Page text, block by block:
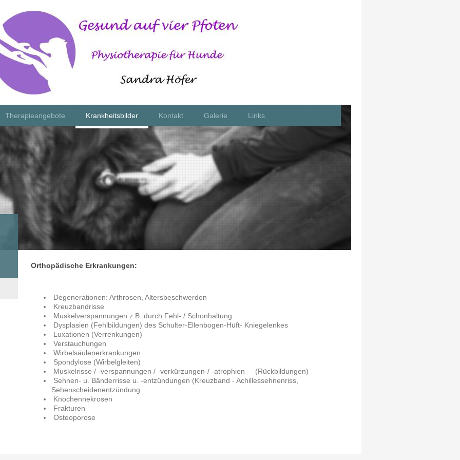
Therapieangebote Krankheitsbilder Kontakt Galerie Links
Orthopädische Erkrankungen:
Degenerationen: Arthrosen, Altersbeschwerden
Kreuzbandrisse
Muskelverspannungen z.B. durch Fehl- / Schonhaltung
Dysplasien (Fehlbildungen) des Schulter-Ellenbogen-Hüft- Kniegelenkes
Luxationen (Verrenkungen)
Verstauchungen
Wirbelsäulenerkrankungen
Spondylose (Wirbelgleiten)
Muskelrisse / -verspannungen / -verkürzungen-/ -atrophien (Rückbildungen)
Sehnen- u. Bänderrisse u. -entzündungen (Kreuzband - Achillessehnenriss,
Sehenscheidenentzündung
Knochennekrosen
Frakturen
Osteoporose